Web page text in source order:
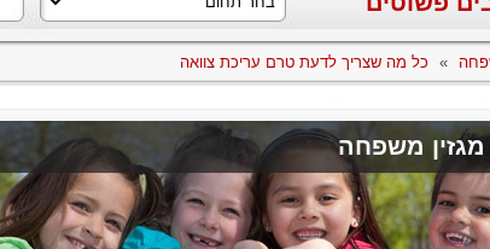
» כל מה שצריך לדעת טרם עריכת צוואה
מגזין משפחה